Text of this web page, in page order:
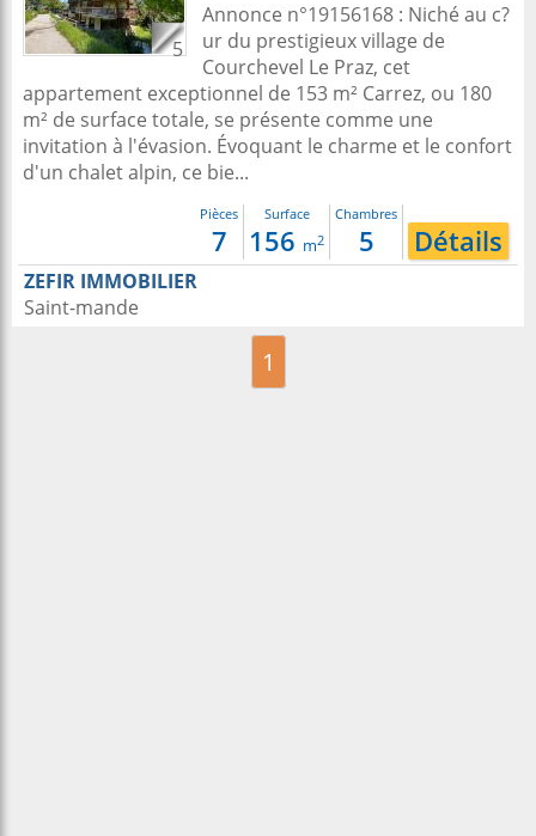
5
Annonce n°19156168 : Niché au c?
ur du prestigieux village de
Courchevel Le Praz, cet
appartement exceptionnel de 153 m² Carrez, ou 180
m² de surface totale, se présente comme une
invitation à l'évasion. Évoquant le charme et le confort
d'un chalet alpin, ce bie...
Pièces
7
Surface
156 m2
Chambres
5 Détails
ZEFIR IMMOBILIER
Saint-mande
1